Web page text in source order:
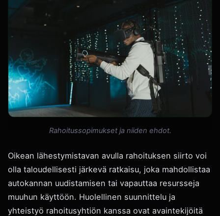
Rahoitussopimukset ja niiden ehdot.
Oikean lähestymistavan avulla rahoituksen siirto voi
olla taloudellisesti järkevä ratkaisu, joka mahdollistaa
autokannan uudistamisen tai vapauttaa resursseja
muuhun käyttöön. Huolellinen suunnittelu ja
yhteistyö rahoitusyhtiön kanssa ovat avaintekijöitä